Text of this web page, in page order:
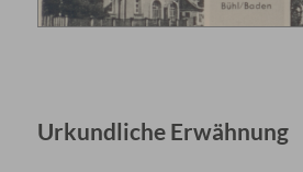
Urkundliche Erwähnung